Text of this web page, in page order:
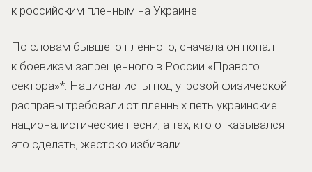
к российским пленным на Украине.
По словам бывшего пленного, сначала он попал
к боевикам запрещенного в России «Правого
сектора»*. Националисты под угрозой физической
расправы требовали от пленных петь украинские
националистические песни, а тех, кто отказывался
это сделать, жестоко избивали.